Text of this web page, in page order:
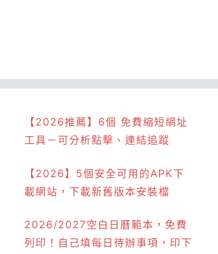
【2026推薦】6個 免費縮短網址
工具－可分析點擊、連結追蹤
【2026】5個安全可用的APK下
載網站，下載新舊版本安裝檔
2026/2027空白日曆範本，免費
列印！自己填每日待辦事項，印下